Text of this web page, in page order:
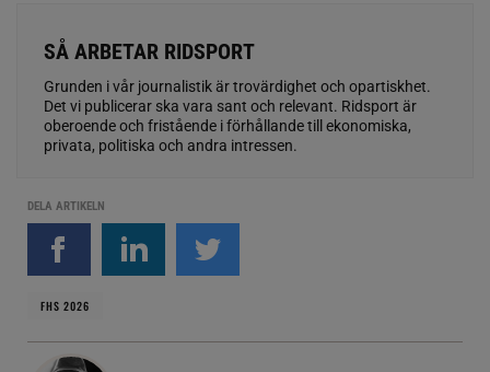
SÅ ARBETAR RIDSPORT
Grunden i vår journalistik är trovärdighet och opartiskhet.
Det vi publicerar ska vara sant och relevant. Ridsport är
oberoende och fristående i förhållande till ekonomiska,
privata, politiska och andra intressen.
DELA ARTIKELN
FHS 2026